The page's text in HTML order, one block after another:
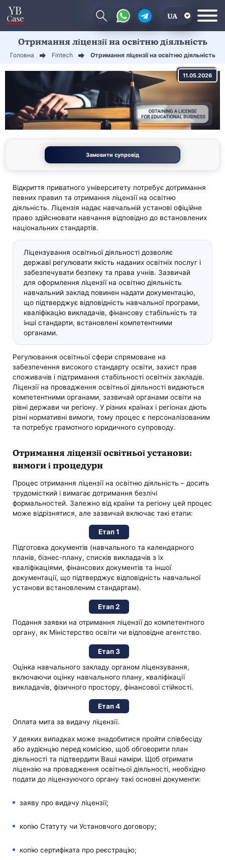
UA
EN
Отримання ліцензії на освітню діяльність
Головна Fintech Отримання ліцензії на освітню діяльність
11.05.2026
Замовити супровід
Відкриття приватного університету потребує дотримання
певних правил та отримання ліцензії на освітню
діяльність. Ліцензія надає навчальній установі офіційне
право здійснювати навчання відповідно до встановлених
національних стандартів.
Ліцензування освітньої діяльності дозволяє
державі регулювати якість наданих освітніх послуг і
забезпечувати безпеку та права учнів. Зазвичай
для оформлення ліцензії на освітню діяльність
навчальний заклад повинен надати документацію,
що підтверджує відповідність навчальної програми,
кваліфікацію викладачів, фінансову стабільність та
інші стандарти, встановлені компетентними
органами.
Регулювання освітньої сфери спрямоване на
забезпечення високого стандарту освіти, захист прав
споживачів і підтримання стабільності освітніх закладів.
Ліцензії на провадження освітньої діяльності видаються
компетентними органами, зазвичай органами освіти на
рівні держави чи регіону. У різних країнах і регіонах діють
різні нормативні вимоги, тому процес є персоналізованим
та потребує грамотного юридичного супроводу.
Отримання ліцензії освітньої установи:
вимоги і процедури
Процес отримання ліцензії на освітню діяльність – досить
трудомісткий і вимагає дотримання безлічі
формальностей. Залежно від країни та регіону цей процес
може відрізнятися, але зазвичай включає такі етапи:
Етап 1
Підготовка документів (навчального та календарного
планів, бізнес-плану, списків викладачів з їх
кваліфікаціями, фінансових документів та іншої
документації, що підтверджує відповідність навчальної
установи встановленим стандартам).
Етап 2
Подання заявки на отримання ліцензії до компетентного
органу, як Міністерство освіти чи відповідне агентство.
Етап 3
Оцінка навчального закладу органом ліцензування,
включаючи оцінку навчального плану, кваліфікації
викладачів, фізичного простору, фінансової стійкості.
Етап 4
Оплата мита за видачу ліцензії.
У деяких випадках може знадобитися пройти співбесіду
або аудієнцію перед комісією, щоб обговорити план
діяльності та підтвердити Ваші наміри. Щоб отримати
ліцензію на провадження освітньої діяльності, необхідно
подати до ліцензуючого органу такі основні документи:
заяву про видачу ліцензії;
копію Статуту чи Установчого договору;
копію сертифіката про реєстрацію;